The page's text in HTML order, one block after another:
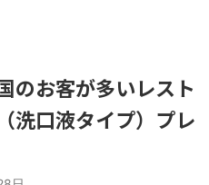
のお客が多いレスト
洗口液タイプ）プレ